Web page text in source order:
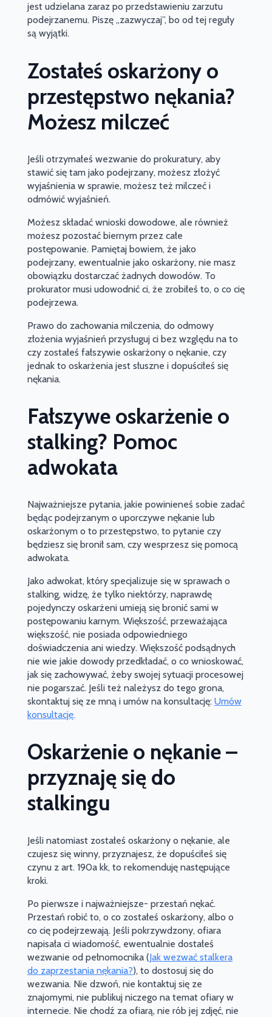
jest udzielana zaraz po przedstawieniu zarzutu
podejrzanemu. Piszę „zazwyczaj”, bo od tej reguły
są wyjątki.
Zostałeś oskarżony o
przestępstwo nękania?
Możesz milczeć
Jeśli otrzymałeś wezwanie do prokuratury, aby
stawić się tam jako podejrzany, możesz złożyć
wyjaśnienia w sprawie, możesz też milczeć i
odmówić wyjaśnień.
Możesz składać wnioski dowodowe, ale również
możesz pozostać biernym przez całe
postępowanie. Pamiętaj bowiem, że jako
podejrzany, ewentualnie jako oskarżony, nie masz
obowiązku dostarczać żadnych dowodów. To
prokurator musi udowodnić ci, że zrobiłeś to, o co cię
podejrzewa.
Prawo do zachowania milczenia, do odmowy
złożenia wyjaśnień przysługuj ci bez względu na to
czy zostałeś fałszywie oskarżony o nękanie, czy
jednak to oskarżenia jest słuszne i dopuściłeś się
nękania.
Fałszywe oskarżenie o
stalking? Pomoc
adwokata
Najważniejsze pytania, jakie powinieneś sobie zadać
będąc podejrzanym o uporczywe nękanie lub
oskarżonym o to przestępstwo, to pytanie czy
będziesz się bronił sam, czy wesprzesz się pomocą
adwokata.
Jako adwokat, który specjalizuje się w sprawach o
stalking, widzę, że tylko niektórzy, naprawdę
pojedynczy oskarżeni umieją się bronić sami w
postępowaniu karnym. Większość, przeważająca
większość, nie posiada odpowiedniego
doświadczenia ani wiedzy. Większość podsądnych
nie wie jakie dowody przedkładać, o co wnioskować,
jak się zachowywać, żeby swojej sytuacji procesowej
nie pogarszać. Jeśli też należysz do tego grona,
skontaktuj się ze mną i umów na konsultację: Umów
konsultację.
Oskarżenie o nękanie –
przyznaję się do
stalkingu
Jeśli natomiast zostałeś oskarżony o nękanie, ale
czujesz się winny, przyznajesz, że dopuściłeś się
czynu z art. 190a kk, to rekomenduję następujące
kroki.
Po pierwsze i najważniejsze- przestań nękać.
Przestań robić to, o co zostałeś oskarżony, albo o
co cię podejrzewają. Jeśli pokrzywdzony, ofiara
napisała ci wiadomość, ewentualnie dostałeś
wezwanie od pełnomocnika (Jak wezwać stalkera
do zaprzestania nękania?), to dostosuj się do
wezwania. Nie dzwoń, nie kontaktuj się ze
znajomymi, nie publikuj niczego na temat ofiary w
internecie. Nie chodź za ofiarą, nie rób jej zdjęć, nie